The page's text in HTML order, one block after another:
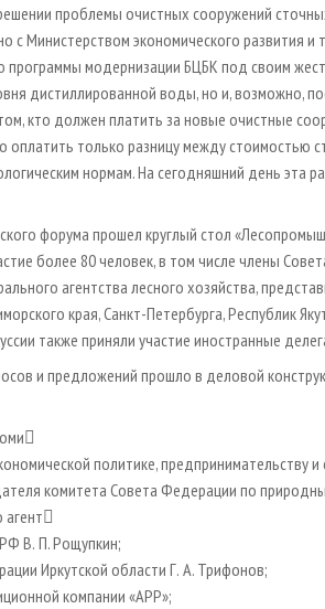
проблемы очистных сооружений
с Министерством экономического развития
программы модернизации БЦБК под своим
дистиллированной воды, но и, возможно,
кто должен платить за новые очистные
только разницу между стоимостью
нормам. На сегодняшний день эта
форума прошел круглый стол
более 80 человек, в том числе члены
агентства лесного хозяйства,
края, Санкт-Петербурга, Республик
также приняли участие иностранные
и предложений прошло в деловой
политике, предпринимательству
комитета Совета Федерации по
В. П. Рощупкин;
Иркутской области Г. А. Трифонов;
компании «АРР»;